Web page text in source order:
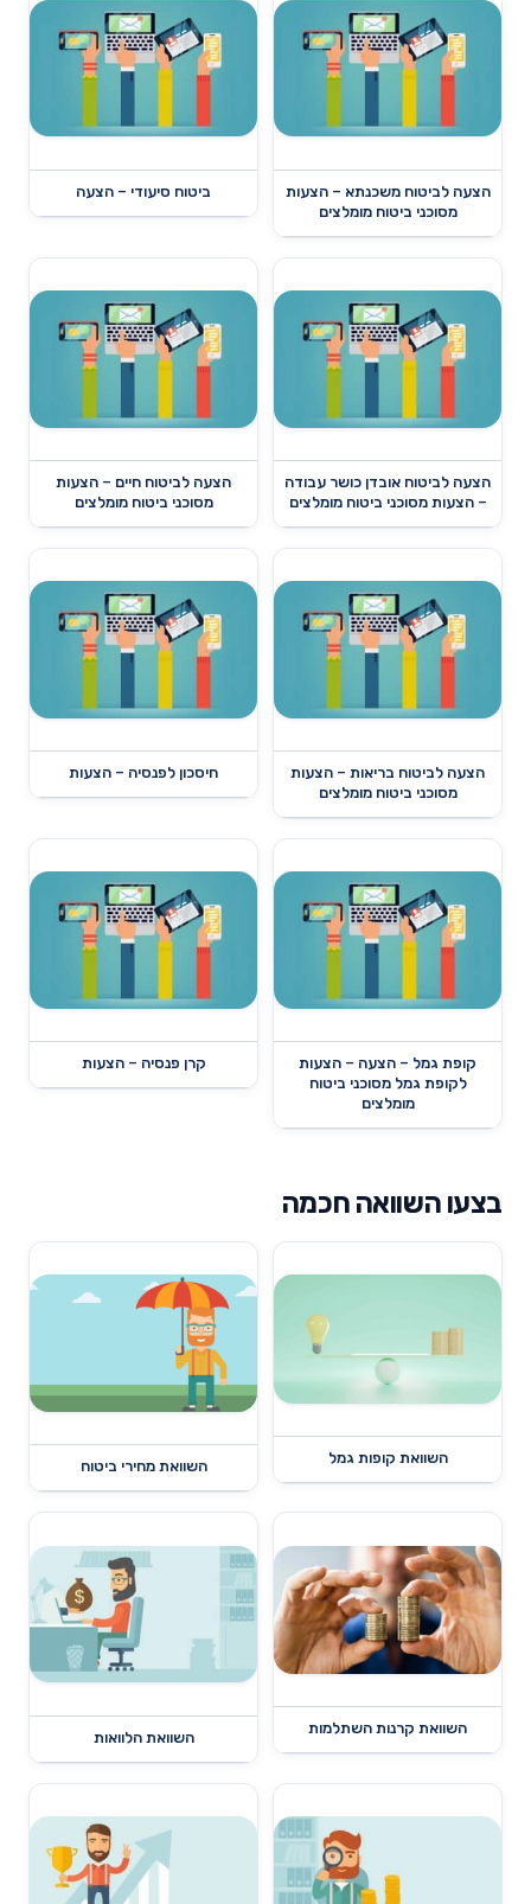
הצעה לביטוח משכנתא – הצעות
מסוכני ביטוח מומלצים
ביטוח סיעודי – הצעה
הצעה לביטוח אובדן כושר עבודה
– הצעות מסוכני ביטוח מומלצים
הצעה לביטוח חיים – הצעות
מסוכני ביטוח מומלצים
הצעה לביטוח בריאות – הצעות
מסוכני ביטוח מומלצים
חיסכון לפנסיה – הצעות
קופת גמל – הצעה – הצעות
לקופת גמל מסוכני ביטוח
מומלצים
קרן פנסיה – הצעות
בצעו השוואה חכמה
השוואת קופות גמל
השוואת מחירי ביטוח
השוואת קרנות השתלמות
השוואת הלוואות